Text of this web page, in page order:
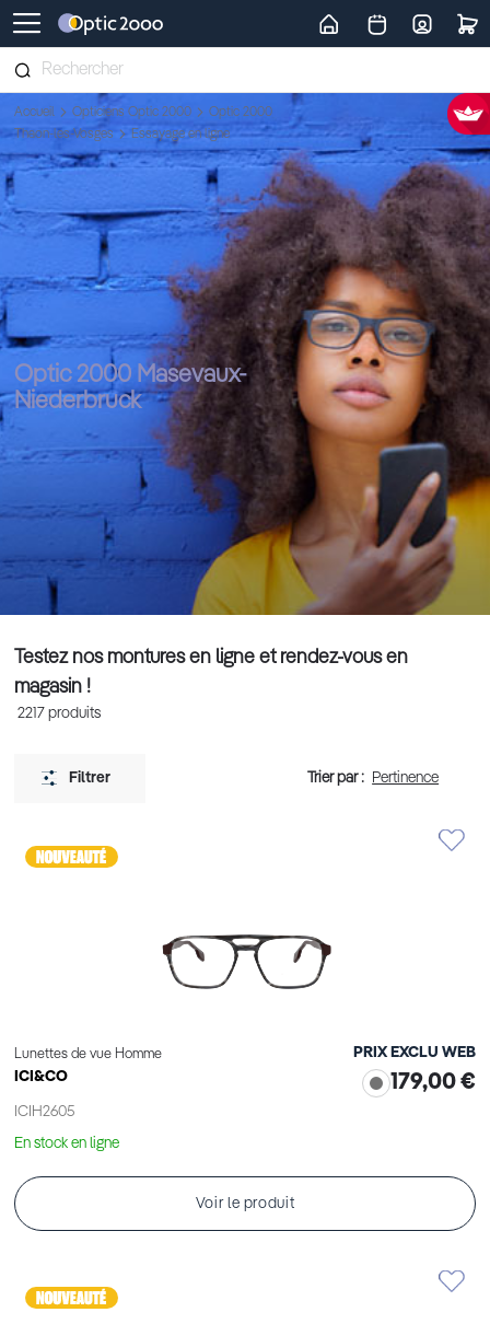
Retour vers la page d'accueil
Accueil Opticiens Optic 2000
Optic 2000
Thaon-les-Vosges
Essayage en ligne
Optic 2000 Masevaux-
Niederbruck
Testez nos montures en ligne et rendez-vous en
magasin !
2217 produits
Lunettes de vue Homme
ICI&CO
ICIH2605
PRIX EXCLU WEB
179,00 €
En stock en ligne
Voir le produit
Filtrer Trier par :